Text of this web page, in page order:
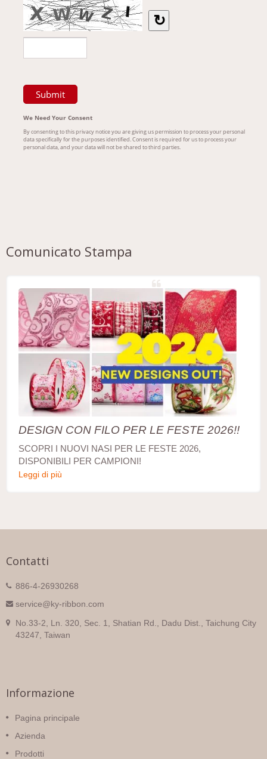
Comunicato Stampa
DESIGN CON FILO PER LE FESTE 2026!!
SCOPRI I NUOVI NASI PER LE FESTE 2026,
DISPONIBILI PER CAMPIONI!
Leggi di più
Contatti
886-4-26930268
service@ky-ribbon.com
No.33-2, Ln. 320, Sec. 1, Shatian Rd., Dadu Dist., Taichung City
43247, Taiwan
Informazione
Pagina principale
Azienda
Prodotti